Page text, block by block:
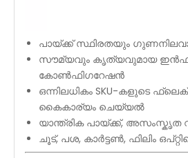
പായ്ക്ക് സ്ഥിരതയും
സൗമ്യവും കൃത്യവുമായ
കോൺഫിഗറേഷൻ
ഒന്നിലധികം SKU-കളുടെ
കൈകാര്യം ചെയ്യൽ
യാന്ത്രിക പായ്ക്ക്, അസംസ്കൃത
ചൂട്, പശ, കാർട്ടൺ, ഫിലിം